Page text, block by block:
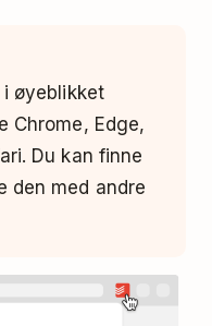
øyeblikket
Chrome, Edge,
Du kan finne
den med andre